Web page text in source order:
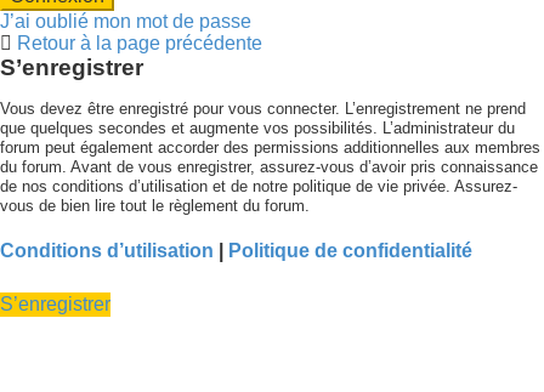
J’ai oublié mon mot de passe
Retour à la page précédente
S’enregistrer
Vous devez être enregistré pour vous connecter. L’enregistrement ne prend
que quelques secondes et augmente vos possibilités. L’administrateur du
forum peut également accorder des permissions additionnelles aux membres
du forum. Avant de vous enregistrer, assurez-vous d’avoir pris connaissance
de nos conditions d’utilisation et de notre politique de vie privée. Assurez-
vous de bien lire tout le règlement du forum.
Conditions d’utilisation Politique de confidentialité
S’enregistrer